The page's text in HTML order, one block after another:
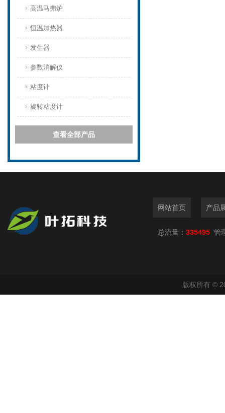
高温马弗炉
恒温加热器
发生器
参数消解仪
粘度计
旋转粘度计
查看全部产品
网站首页 产品
总流量： 335495 管
版权所有 ©